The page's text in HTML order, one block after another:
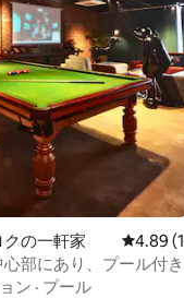
の一軒家 レビュ
4.89
部にあり、プール付き
ン · プール